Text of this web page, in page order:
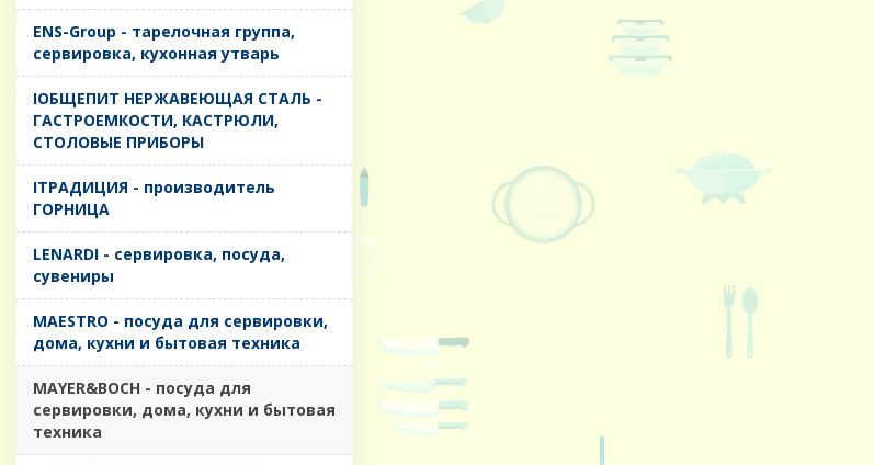
ENS-Group - тарелочная группа,
сервировка, кухонная утварь
IОБЩЕПИТ НЕРЖАВЕЮЩАЯ СТАЛЬ -
ГАСТРОЕМКОСТИ, КАСТРЮЛИ,
СТОЛОВЫЕ ПРИБОРЫ
IТРАДИЦИЯ - производитель
ГОРНИЦА
LENARDI - сервировка, посуда,
сувениры
MAESTRO - посуда для сервировки,
дома, кухни и бытовая техника
MAYER&BOCH - посуда для
сервировки, дома, кухни и бытовая
техника